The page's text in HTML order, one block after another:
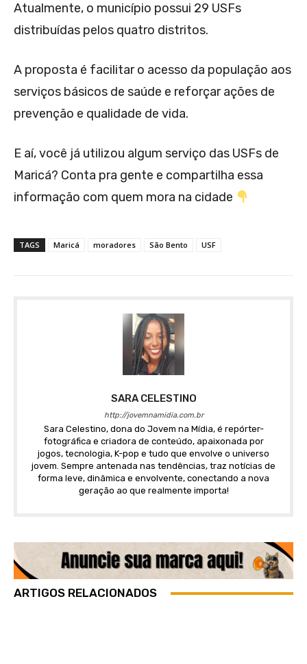
Atualmente, o município possui 29 USFs
distribuídas pelos quatro distritos.
A proposta é facilitar o acesso da população aos
serviços básicos de saúde e reforçar ações de
prevenção e qualidade de vida.
E aí, você já utilizou algum serviço das USFs de
Maricá? Conta pra gente e compartilha essa
informação com quem mora na cidade
TAGS Maricá moradores São Bento USF
SARA CELESTINO
http://jovemnamidia.com.br
Sara Celestino, dona do Jovem na Mídia, é repórter-
fotográfica e criadora de conteúdo, apaixonada por
jogos, tecnologia, K-pop e tudo que envolve o universo
jovem. Sempre antenada nas tendências, traz notícias de
forma leve, dinâmica e envolvente, conectando a nova
geração ao que realmente importa!
ARTIGOS RELACIONADOS